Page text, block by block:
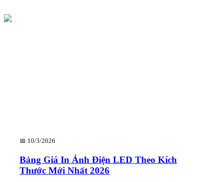
📅 10/3/2026
Bảng Giá In Ảnh Điện LED Theo Kích
Thước Mới Nhất 2026